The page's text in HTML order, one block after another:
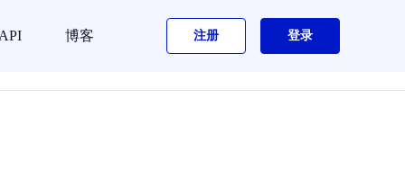
博客 注册 登录